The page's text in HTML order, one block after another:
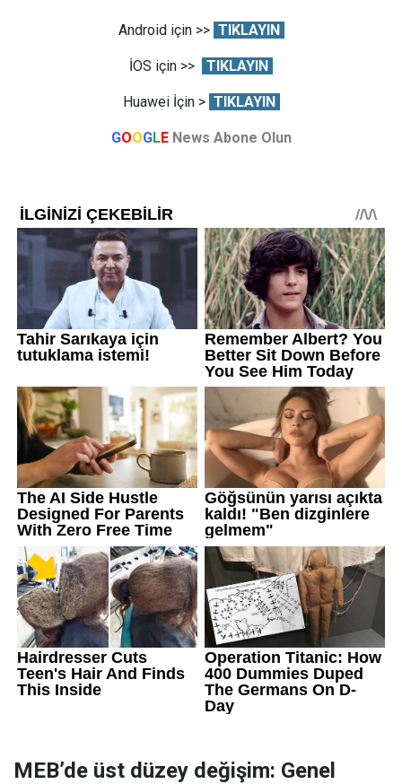
Android için >> TIKLAYIN
İOS için >> TIKLAYIN
Huawei İçin > TIKLAYIN
GOOGLE News Abone Olun
MEB’de üst düzey değişim: Genel